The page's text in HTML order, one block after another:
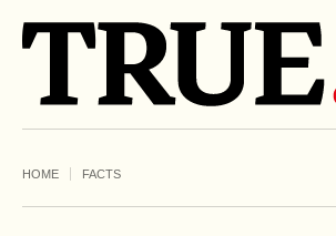
HOME FACTS